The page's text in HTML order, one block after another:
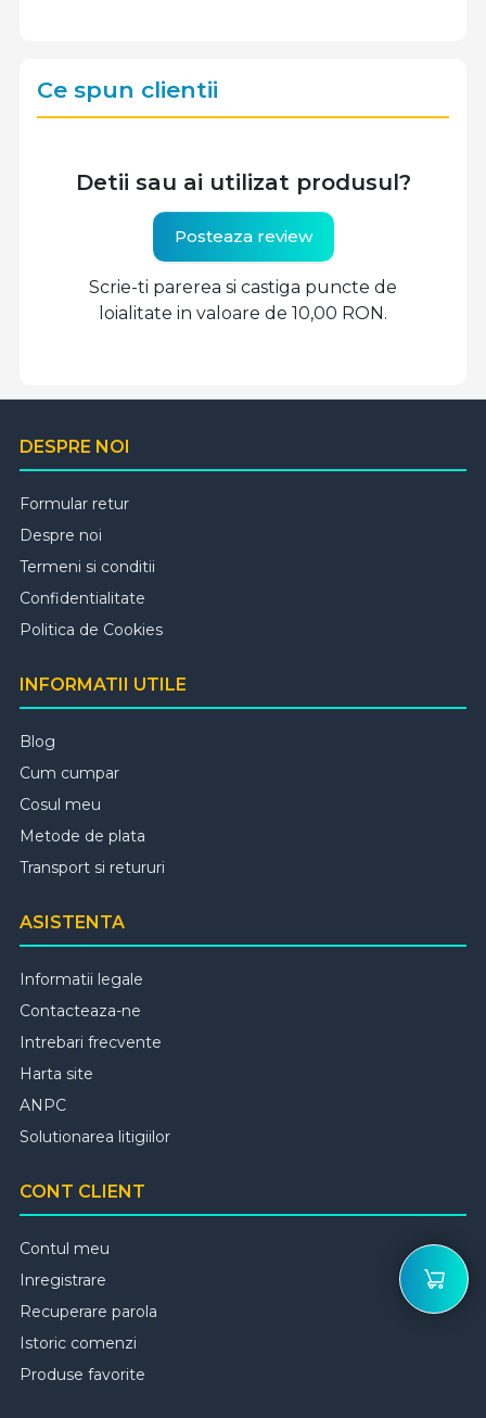
Ce spun clientii
Detii sau ai utilizat produsul?
Posteaza review
Scrie-ti parerea si castiga puncte de
loialitate in valoare de 10,00 RON.
DESPRE NOI
Formular retur
Despre noi
Termeni si conditii
Confidentialitate
Politica de Cookies
INFORMATII UTILE
Blog
Cum cumpar
Cosul meu
Metode de plata
Transport si retururi
ASISTENTA
Informatii legale
Contacteaza-ne
Intrebari frecvente
Harta site
ANPC
Solutionarea litigiilor
CONT CLIENT
Contul meu
Inregistrare
Recuperare parola
Istoric comenzi
Produse favorite